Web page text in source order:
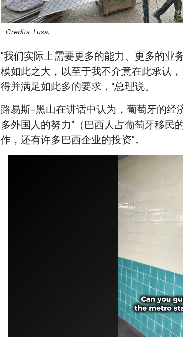
Credits: Lusa;
"我们实际上需要更多的能力、更多的业
模如此之大，以至于我不介意在此承认
得并满足如此多的要求，"总理说。
路易斯-黑山在讲话中认为，葡萄牙的经
多外国人的努力"（巴西人占葡萄牙移民
作，还有许多巴西企业的投资"。